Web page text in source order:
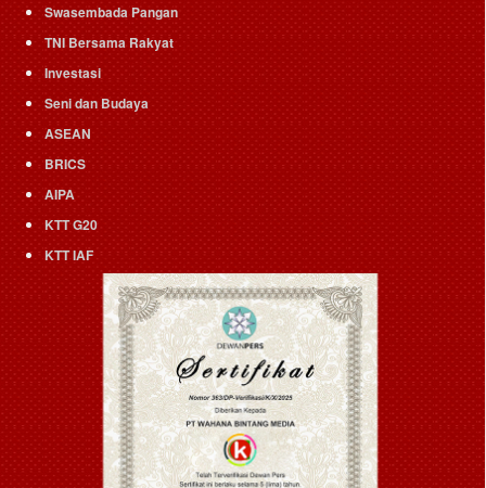
Swasembada Pangan
TNI Bersama Rakyat
Investasi
Seni dan Budaya
ASEAN
BRICS
AIPA
KTT G20
KTT IAF